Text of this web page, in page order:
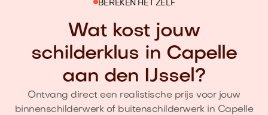
BEREKEN HET ZELF
Wat kost jouw
schilderklus in Capelle
aan den IJssel?
Ontvang direct een realistische prijs voor jouw
binnenschilderwerk of buitenschilderwerk in Capelle